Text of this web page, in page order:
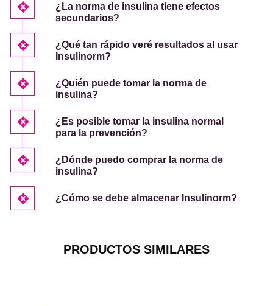
¿La norma de insulina tiene efectos
secundarios?
¿Qué tan rápido veré resultados al usar
Insulinorm?
¿Quién puede tomar la norma de
insulina?
¿Es posible tomar la insulina normal
para la prevención?
¿Dónde puedo comprar la norma de
insulina?
¿Cómo se debe almacenar Insulinorm?
PRODUCTOS SIMILARES